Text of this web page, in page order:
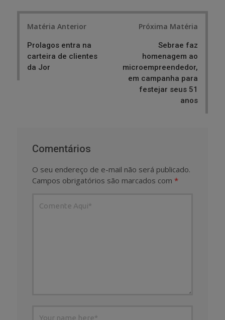
Matéria Anterior
Prolagos entra na
carteira de clientes
da Jor
Próxima Matéria
Sebrae faz
homenagem ao
microempreendedor,
em campanha para
festejar seus 51
anos
Comentários
O seu endereço de e-mail não será publicado.
Campos obrigatórios são marcados com *